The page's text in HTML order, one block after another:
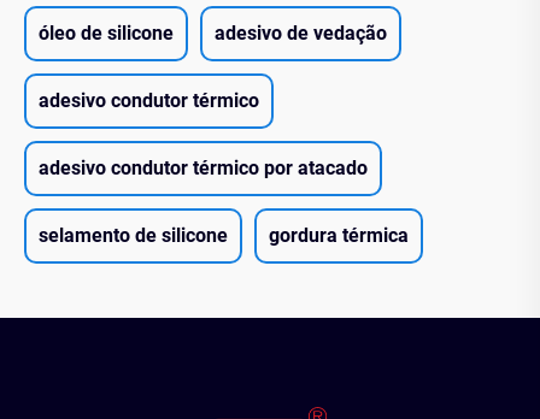
óleo de silicone adesivo de vedação
adesivo condutor térmico
adesivo condutor térmico por atacado
selamento de silicone gordura térmica